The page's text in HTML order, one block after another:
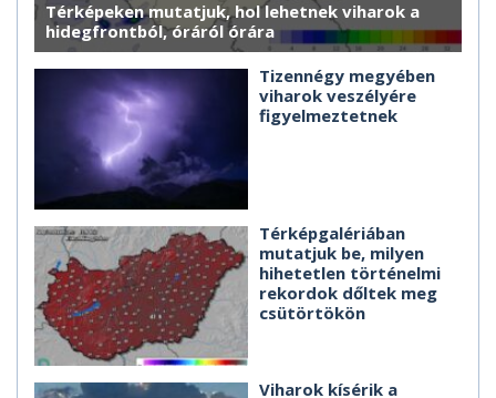
Térképeken mutatjuk, hol lehetnek viharok a
hidegfrontból, óráról órára
Tizennégy megyében
viharok veszélyére
figyelmeztetnek
Térképgalériában
mutatjuk be, milyen
hihetetlen történelmi
rekordok dőltek meg
csütörtökön
Viharok kísérik a